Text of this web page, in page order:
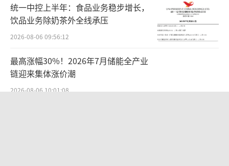
统一中控上半年：食品业务稳步增长，
饮品业务除奶茶外全线承压
2026-08-06 09:56:12
最高涨幅30%！2026年7月储能全产业
链迎来集体涨价潮
2026-08-06 10:01:08